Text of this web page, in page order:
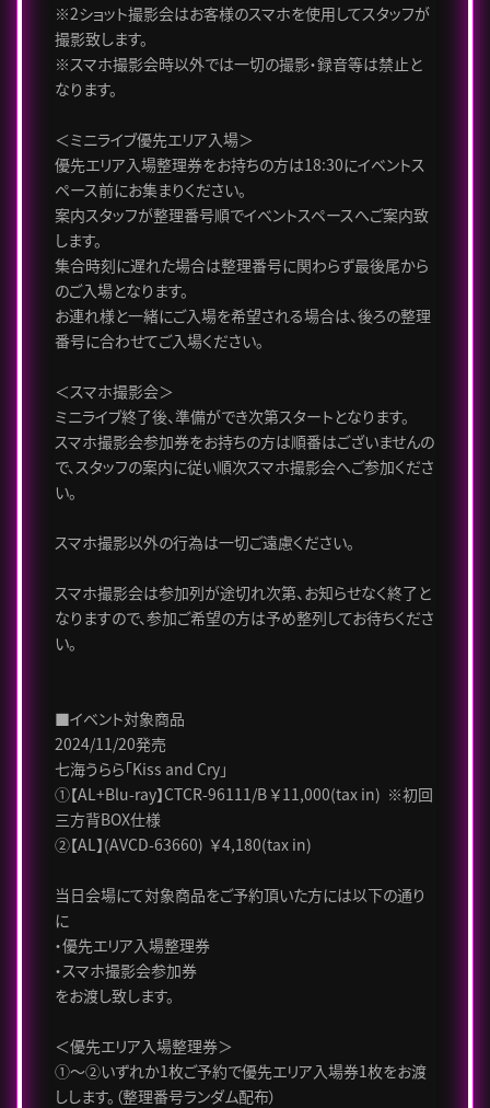
※2ショット撮影会はお客様のスマホを使用してスタッフが
撮影致します。
※スマホ撮影会時以外では一切の撮影・録音等は禁止と
なります。
＜ミニライブ優先エリア入場＞
優先エリア入場整理券をお持ちの方は18:30にイベントス
ペース前にお集まりください。
案内スタッフが整理番号順でイベントスペースへご案内致
します。
集合時刻に遅れた場合は整理番号に関わらず最後尾から
のご入場となります。
お連れ様と一緒にご入場を希望される場合は、後ろの整理
番号に合わせてご入場ください。
＜スマホ撮影会＞
ミニライブ終了後、準備ができ次第スタートとなります。
スマホ撮影会参加券をお持ちの方は順番はございませんの
で、スタッフの案内に従い順次スマホ撮影会へご参加くださ
い。
スマホ撮影以外の行為は一切ご遠慮ください。
スマホ撮影会は参加列が途切れ次第、お知らせなく終了と
なりますので、参加ご希望の方は予め整列してお待ちくださ
い。
■イベント対象商品
2024/11/20発売
七海うらら「Kiss and Cry」
①【AL+Blu-ray】CTCR-96111/B ￥11,000(tax in) ※初回
三方背BOX仕様
②【AL】(AVCD-63660) ￥4,180(tax in)
当日会場にて対象商品をご予約頂いた方には以下の通り
に
・優先エリア入場整理券
・スマホ撮影会参加券
をお渡し致します。
＜優先エリア入場整理券＞
①～②いずれか1枚ご予約で優先エリア入場券1枚をお渡
しします。（整理番号ランダム配布）